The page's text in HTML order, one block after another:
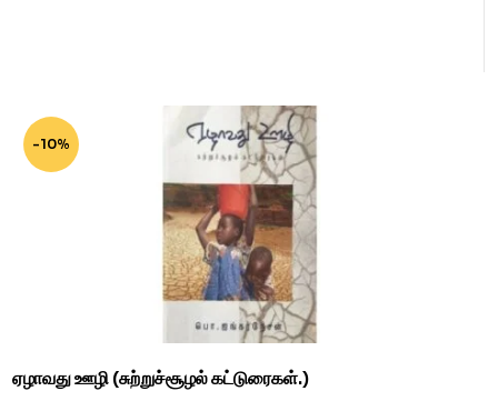
-10%
ஏழாவது ஊழி (சுற்றுச்சூழல் கட்டுரைகள்.)